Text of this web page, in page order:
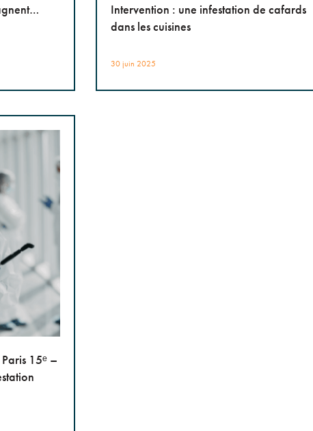
Intervention : une infestation de cafards
dans les cuisines
30 juin 2025
15ᵉ –